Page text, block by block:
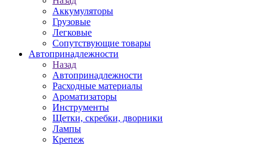
Аккумуляторы
Грузовые
Легковые
Сопутствующие товары
Автопринадлежности
Назад
Автопринадлежности
Расходные материалы
Ароматизаторы
Инструменты
Щетки, скребки, дворники
Лампы
Крепеж